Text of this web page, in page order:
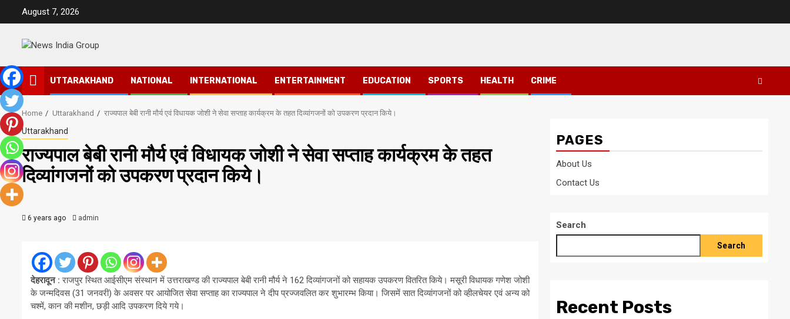
August 7, 2026
UTTARAKHAND NATIONAL INTERNATIONAL ENTERTAINMENT EDUCATION SPORTS HEALTH CRIME
Home Uttarakhand राज्यपाल बेबी रानी मौर्य एवं विधायक जोशी ने सेवा सप्ताह कार्यक्रम के तहत दिव्यांगजनों को उपकरण प्रदान किये।
Uttarakhand
राज्यपाल बेबी रानी मौर्य एवं विधायक जोशी ने सेवा सप्ताह कार्यक्रम के तहत
दिव्यांगजनों को उपकरण प्रदान किये।
6 years ago admin
देहरादून : राजपुर स्थित आईसीएम संस्थान में उत्तराखण्ड की राज्यपाल बेबी रानी मौर्य ने 162 दिव्यांगजनों को सहायक उपकरण वितरित किये। मसूरी विधायक गणेश जोशी
के जन्मदिवस (31 जनवरी) के अवसर पर आयोजित सेवा सप्ताह का राज्यपाल ने दीप प्रज्जवलित कर शुभारम्भ किया। जिसमें सात दिव्यांगजनों को व्हीलचेयर एवं अन्य को
चश्में, कान की मशीन, छड़ी आदि उपकरण दिये गये।
PAGES
About Us
Contact Us
Search
Search
Recent Posts